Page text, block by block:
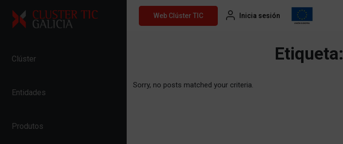
Skip to content
Clúster
Entidades
Produtos
Web Clúster TIC Inicia sesión
Etiqueta:
Sorry, no posts matched your criteria.